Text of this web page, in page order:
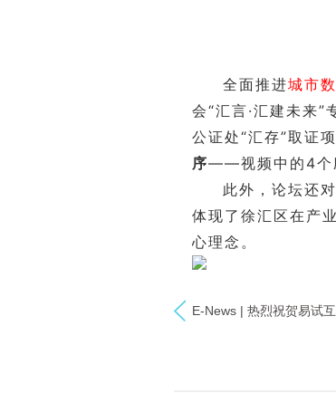
全面推进城市
会“汇言·汇建未来”
公证处“汇存”取证
序——视频中的4个
此外，论坛还
体现了徐汇区在 产
心理念。
E-News | 热烈祝贺易试